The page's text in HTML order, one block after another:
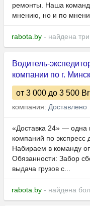
ремонты. Наша
мнению, но и по
rabota.by - найдена
Водитель-
компании по г. Минск
от 3 000 до 3 500 Br
компания: Доставлено
«Доставка 24» — одна
компаний по экспресс
Набираем в команду
Обязанности: Забор
выдача грузов с...
rabota.by - найдена